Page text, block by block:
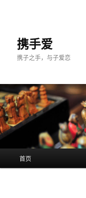
携手爱
携子之手，与子爱恋
首页